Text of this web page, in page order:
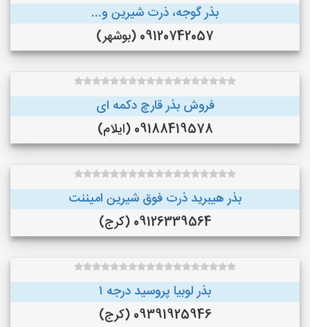
بذر گوجه، ذرت شیرین و...
09120742057 (بوشهر)
فروش بذر قارچ دکمه ای
09188419578 (ایلام)
بذر هیبرید ذرت فوق شیرین امیننت
09126339564 (کرج)
بذر لوبیا پروسید درجه ۱
09391925946 (کرج)